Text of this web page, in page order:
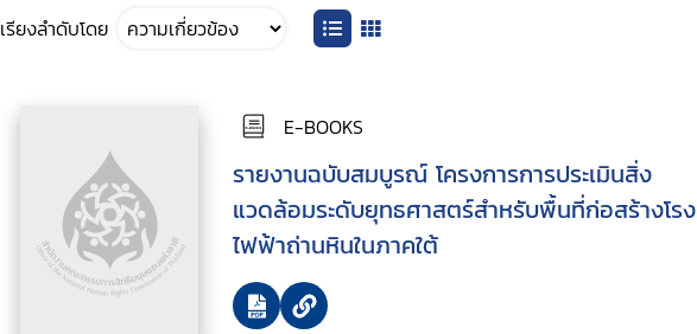
เรียงลำดับโดย
E-BOOKS
รายงานฉบับสมบูรณ์ โครงการการประเมินสิ่ง
แวดล้อมระดับยุทธศาสตร์สำหรับพื้นที่ก่อสร้างโรง
ไฟฟ้าถ่านหินในภาคใต้